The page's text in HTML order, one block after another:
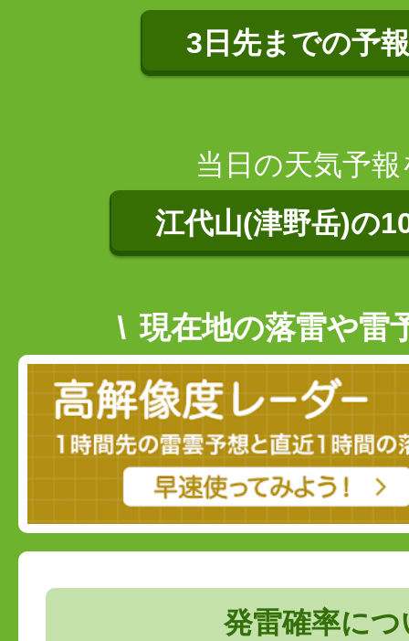
3日先までの予
当日の天気予
江代山(津野岳)の
現在地の落雷や雷
発雷確率につ